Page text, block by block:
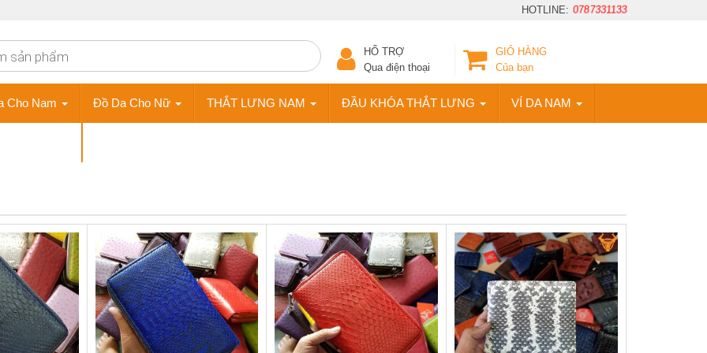
HOTLINE: 0787331133
HỔ TRỢ
Qua điện thoại
GIỎ HÀNG
Của bạn
Cho Nam Đồ Da Cho Nữ THẮT LƯNG NAM ĐẦU KHÓA THẮT LƯNG VÍ DA NAM